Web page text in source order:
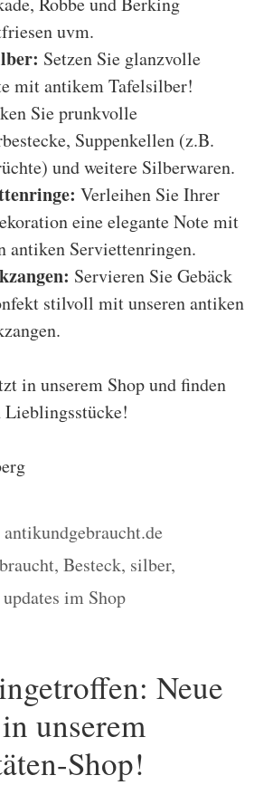
uvm.
: Setzen Sie glanzvolle
mit antikem Tafelsilber!
Sie prunkvolle
, Suppenkellen (z.B.
) und weitere Silberwaren.
: Verleihen Sie Ihrer
eine elegante Note mit
antiken Serviettenringen.
: Servieren Sie Gebäck
stilvoll mit unseren antiken
.
in unserem Shop und finden
Lieblingsstücke!
antikundgebraucht.de
, Besteck, silber,
updates im Shop
Neue
unserem
Shop!